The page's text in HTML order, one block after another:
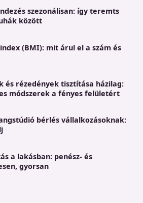
szezonálisan: így teremts
között
(BMI): mit árul el a szám és
és rézedények tisztítása házilag:
módszerek a fényes felületért
bérlés vállalkozásoknak:
a lakásban: penész- és
gyorsan